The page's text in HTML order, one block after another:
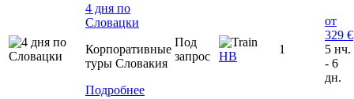
4 дня по
Словацки
Корпоративные
туры Словакия
Подробнее
Под
запрос
НВ
1
от
329 €
5 нч.
- 6
дн.